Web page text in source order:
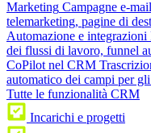
Marketing Campagne e-
telemarketing, pagine di
Automazione e integrazioni
dei flussi di lavoro, funnel
CoPilot nel CRM
automatico dei campi per
Tutte le funzionalità CRM
Incarichi e progetti